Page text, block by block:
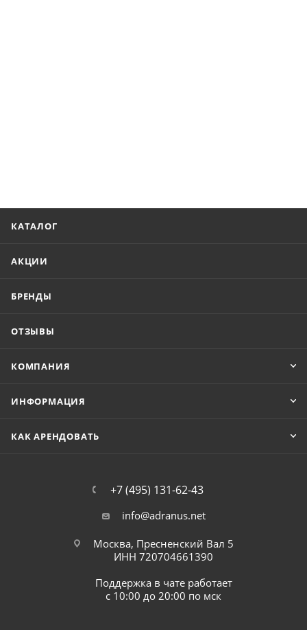
КАТАЛОГ
АКЦИИ
БРЕНДЫ
ОТЗЫВЫ
КОМПАНИЯ
ИНФОРМАЦИЯ
КАК АРЕНДОВАТЬ
+7 (495) 131-62-43
info@adranus.net
Москва, Пресненский Вал 5
ИНН 720704661390
Поддержка в чате работает
с 10:00 до 20:00 по мск